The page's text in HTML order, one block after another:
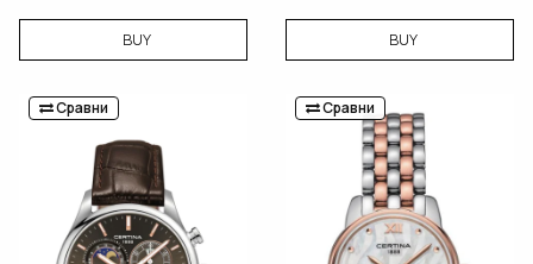
BUY BUY
Сравни Сравни